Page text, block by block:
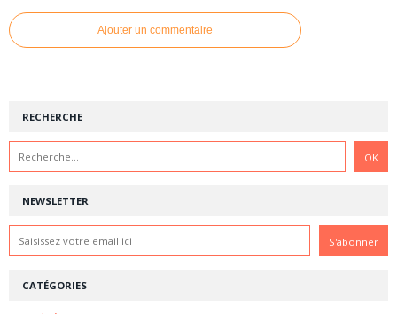
Ajouter un commentaire
NEWSLETTER
RECHERCHE
CATÉGORIES